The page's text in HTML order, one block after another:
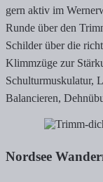
gern aktiv im
Runde über den
Schilder über die
Klimmzüge zur
Schulturmuskulatur,
Balancieren,
Nordsee